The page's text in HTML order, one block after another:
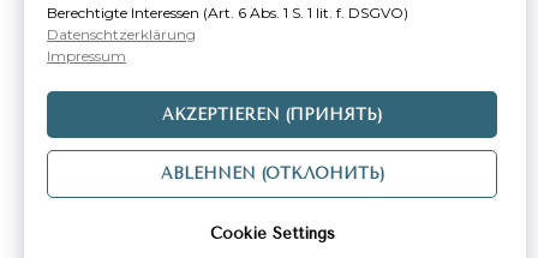
Berechtigte Interessen (Art. 6 Abs. 1 S. 1 lit. f. DSGVO)
Datenschtzerklärung
Impressum
AKZEPTIEREN (ПРИНЯТЬ)
ABLEHNEN (ОТКЛОНИТЬ)
Cookie Settings